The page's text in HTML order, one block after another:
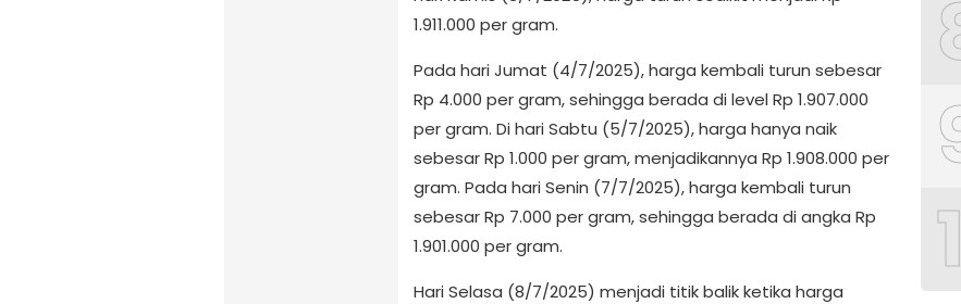
1.911.000 per gram.
Pada hari Jumat (4/7/2025), harga kembali turun sebesar
Rp 4.000 per gram, sehingga berada di level Rp 1.907.000
per gram. Di hari Sabtu (5/7/2025), harga hanya naik
sebesar Rp 1.000 per gram, menjadikannya Rp 1.908.000 per
gram. Pada hari Senin (7/7/2025), harga kembali turun
sebesar Rp 7.000 per gram, sehingga berada di angka Rp
1.901.000 per gram.
Hari Selasa (8/7/2025) menjadi titik balik ketika harga